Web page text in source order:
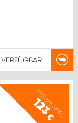
VERFÜGBAR
PREISBEISPIEL
123
€